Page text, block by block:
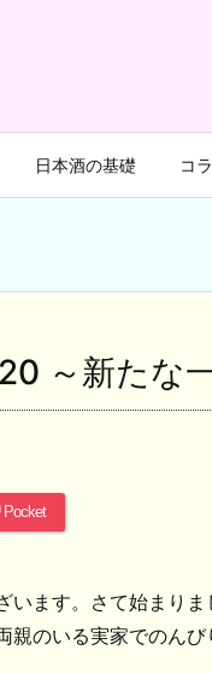
日本酒の基礎 コ
～新たな
Pocket
います。さて始まり
のいる実家でのんび